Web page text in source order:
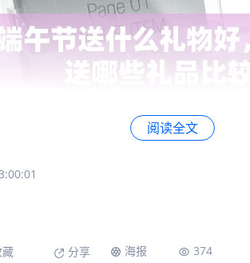
大特色活动，象征着勇气与团结。因此
美的手工艺品不仅可以展示出端午节活
励。选择一款精美的龙舟手办，既可以
阅读全文
藏 分享 海报 374